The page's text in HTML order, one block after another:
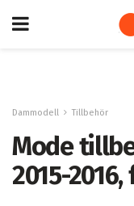
Dammodell Tillbehör
Mode
2015-